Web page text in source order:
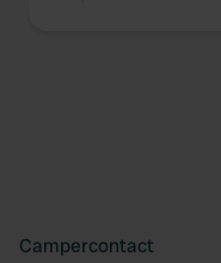
Campercontact